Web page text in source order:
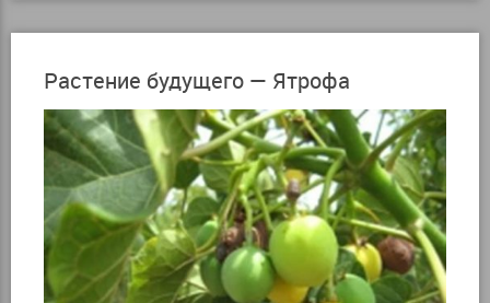
Растение будущего — Ятрофа